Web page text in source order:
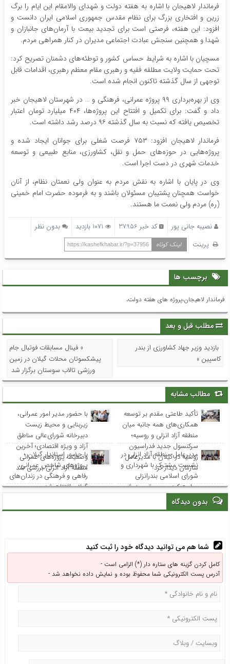
فرماندار لاهیجان با اشاره به هفته دولت و شهدای والامقام این ایام را برگ
زرین و افتخاری بزرگ برای نظام مقدس جمهوری اسلامی ایران دانست و
افزود: این هفته، فرصتی است برای تجدید بیعت با آرمان‌های جانبازان و
شهدا و همچنین سنجش عبادت اجتماعی مدیران در کنار همراهی مردم.
مسچیان با اشاره به شرایط حساس کشور و توطئه‌های دشمنان تصریح کرد:
تحت حمایت ولایت مطلقه فقیه و رهبری مقام معظم رهبری، اقدامات قابل
توجهی از سال گذشته تاکنون انجام شده است.
وی از بهره‌برداری ۹۹ پروژه عمرانی، فرهنگی و … در شهرستان لاهیجان خبر
داد و گفت: برای تکمیل و افتتاح این پروژه‌ها، ۴۰۴ میلیارد تومان اعتبار
تخصیص یافته که نسبت به سال گذشته ۹۶ درصد رشد داشته است.
فرماندار لاهیجان افزود: ۷۵۳ فرصت شغلی برای جوانان ایجاد شده و
پروژه‌هایی در حوزه‌های حمل و نقل، کشاورزی، منابع طبیعی و توسعه
خدمات شهری در دست اجرا است.
وی در پایان با اشاره به نقش مردم به عنوان ولی نعمتان نظام، از آنان
خواست همچنان پشتیبان مسئولان باشند و به فرموده حضرت امام خمینی
(ره) مردم ولی نعمت ما هستند.
نصیبه جانی پور کد خبر 37956 1071 بازدید
بدون نظر
پرینت
لینک کوتاه https://kashefkhabar.ir/?p=37956
برچسب ها
فرماندار لاهیجان،پروژه های هفته دولت،
مطلب قبل و بعد
بازدید وزیر جهاد کشاورزی از بندر
کاسپین »
« فینال مسابقات فوتبال جام
پیشکسوتان محلات گیلان در زمین
ورزشی تالاب سوستان برگزار شد
مطالب مشابه
تأکید طاعتی مقدم بر توسعه
همکاری‌های همه جانبه میان
منطقه آزاد انزلی و روسیه؛
سرکنسول جدید فدراسیون
روسیه در گیلان با مدیرعامل
سازمان دیدار کرد
با حضور مدیر امور عمرانی،
زیربنایی و محیط زیست
دبیرخانه شورای‌عالی مناطق
آزاد و ویژه اقتصادی؛ آخرین
وضعیت پروژه‌های عمرانی
منطقه آزاد انزلی بررسی شد
مدیرعامل منطقه آزاد انزلی در
نشست مشترک با شهرداری و
شورای اسلامی بندرانزلی
مطرح کرد: مسیر توسعه شهر
انزلی از هم‌افزایی و مشارکت
همه نهادها می‌گذرد
با حضور استاندار گیلان ؛
پروژه‌های شاخص عمرانی،
رفاهی و فرهنگی در زندان‌های
گیلان افتتاح شد
بدون دیدگاه
شما هم می توانید دیدگاه خود را ثبت کنید
کامل کردن گزینه های ستاره دار (*) الزامی است -
آدرس پست الکترونیکی شما محفوظ بوده و نمایش داده نخواهد شد -